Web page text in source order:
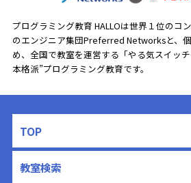
プログラミング教育 HALLOは世界１位のコ
のエンジニア集団Preferred Networksと、
め、全国で教室を運営する「やる気スイッ
本格派”プログラミング教育です。
TOP
教室検索